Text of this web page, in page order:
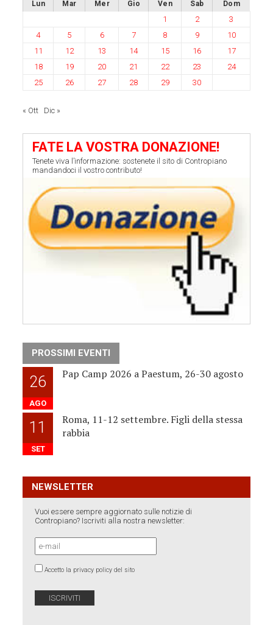
Lun Mar Mer Gio Ven Sab Dom
1 2
3
4
5 6 7 8 9
10
11
12 13 14 15 16
17
18
19 20 21 22 23
24
25
26 27 28 29 30
« Ott Dic »
FATE LA VOSTRA DONAZIONE!
Tenete viva l’informazione: sostenete il sito di Contropiano
mandandoci il vostro contributo!
PROSSIMI EVENTI
26
AGO
Pap Camp 2026 a Paestum, 26-30 agosto
11
SET
Roma, 11-12 settembre. Figli della stessa
rabbia
NEWSLETTER
Vuoi essere sempre aggiornato sulle notizie di
Contropiano? Iscriviti alla nostra newsletter:
Accetto la privacy policy del sito